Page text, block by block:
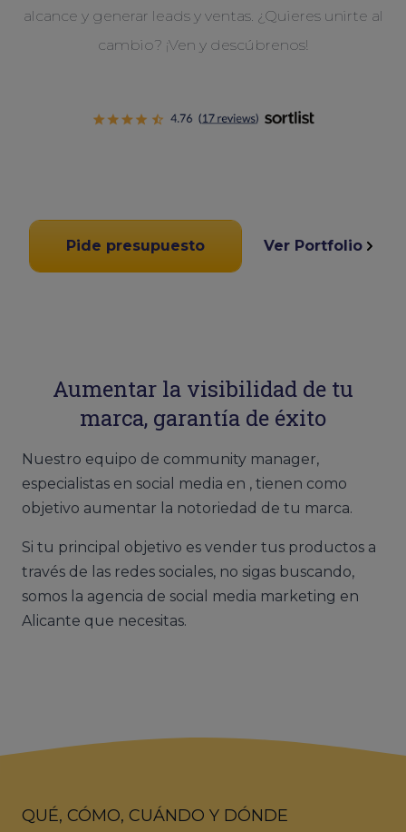
alcance y generar leads y ventas. ¿Quieres unirte al
cambio? ¡Ven y descúbrenos!
Pide presupuesto Ver Portfolio
Aumentar la visibilidad de tu
marca, garantía de éxito
Nuestro equipo de community manager,
especialistas en social media en , tienen como
objetivo aumentar la notoriedad de tu marca.
Si tu principal objetivo es vender tus productos a
través de las redes sociales, no sigas buscando,
somos la agencia de social media marketing en
Alicante que necesitas.
QUÉ, CÓMO, CUÁNDO Y DÓNDE